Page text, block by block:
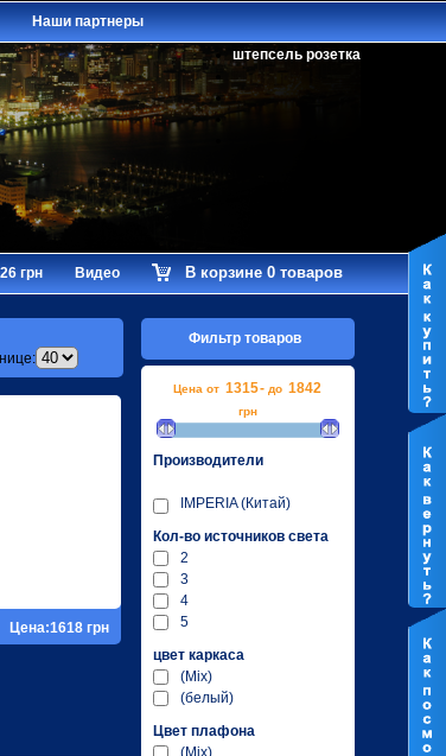
Наши партнеры
штепсель розетка
грн Видео В корзине 0 товаров
Цена:1618 грн
Фильтр товаров
Цена от 1315- до 1842
грн
Производители
IMPERIA (Китай)
Кол-во источников света
2
3
4
5
цвет каркаса
(Mix)
(белый)
Цвет плафона
(Mix)